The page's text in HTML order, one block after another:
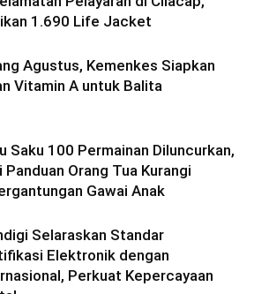
1.690 Life Jacket
Agustus, Kemenkes Siapkan
Vitamin A untuk Balita
Saku 100 Permainan Diluncurkan,
Panduan Orang Tua Kurangi
Gawai Anak
Selaraskan Standar
Elektronik dengan
Perkuat Kepercayaan